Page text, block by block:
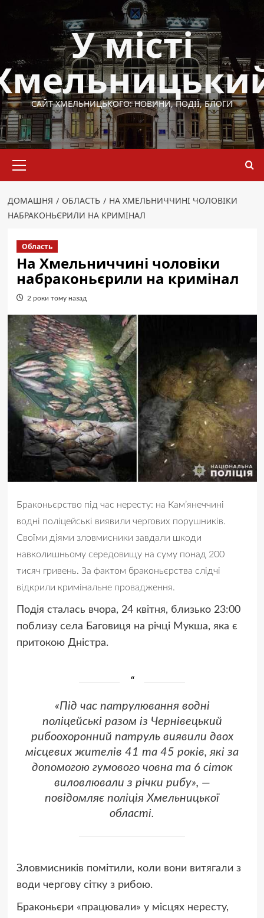
У місті
САЙТ ХМЕЛЬНИЦЬКОГО: НОВИНИ, ПОДІЇ, БЛОГИ
меню
ДОМАШНЯ ОБЛАСТЬ
НА ХМЕЛЬНИЧЧИНІ ЧОЛОВІКИ
НАБРАКОНЬЄРИЛИ НА КРИМІНАЛ
Область
На Хмельниччині чоловіки
набраконьєрили на кримінал
2 роки тому назад
Браконьєрство під час нересту: на Кам’янеччині
водні поліцейські виявили чергових порушників.
Своїми діями зловмисники завдали шкоди
навколишньому середовищу на суму понад 200
тисяч гривень. За фактом браконьєрства слідчі
відкрили кримінальне провадження.
Подія сталась вчора, 24 квітня, близько 23:00
поблизу села Баговиця на річці Мукша, яка є
притокою Дністра.
«Під час патрулювання водні
поліцейські разом із Чернівецький
рибоохоронний патруль виявили двох
місцевих жителів 41 та 45 років, які за
допомогою гумового човна та 6 сіток
виловлювали з річки рибу», —
повідомляє поліція Хмельницької
області.
Зловмисників помітили, коли вони витягали з
води чергову сітку з рибою.
Браконьєри «працювали» у місцях нересту,